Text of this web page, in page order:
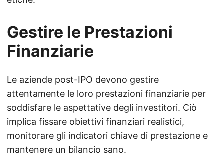
Gestire le Prestazioni
Finanziarie
Le aziende post-IPO devono gestire
attentamente le loro prestazioni finanziarie per
soddisfare le aspettative degli investitori. Ciò
implica fissare obiettivi finanziari realistici,
monitorare gli indicatori chiave di prestazione e
mantenere un bilancio sano.